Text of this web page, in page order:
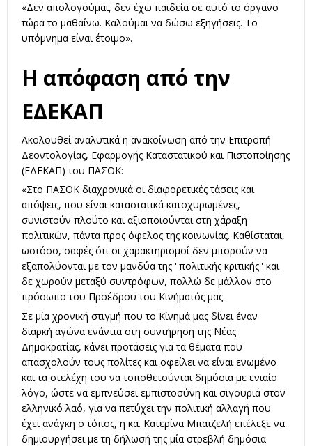
«Δεν απολογούμαι, δεν έχω παιδεία σε αυτό το όργανο
τώρα το μαθαίνω. Καλούμαι να δώσω εξηγήσεις. Το
υπόμνημα είναι έτοιμο».
Η απόφαση από την
ΕΔΕΚΑΠ
Ακολουθεί αναλυτικά η ανακοίνωση από την Επιτροπή
Δεοντολογίας, Εφαρμογής Καταστατικού και Πιστοποίησης
(ΕΔΕΚΑΠ) του ΠΑΣΟΚ:
«Στο ΠΑΣΟΚ διαχρονικά οι διαφορετικές τάσεις και
απόψεις, που είναι καταστατικά κατοχυρωμένες,
συνιστούν πλούτο και αξιοποιούνται στη χάραξη
πολιτικών, πάντα προς όφελος της κοινωνίας. Καθίσταται,
ωστόσο, σαφές ότι οι χαρακτηρισμοί δεν μπορούν να
εξαπολύονται με τον μανδύα της ''πολιτικής κριτικής'' και
δε χωρούν μεταξύ συντρόφων, πολλώ δε μάλλον στο
πρόσωπο του Προέδρου του Κινήματός μας.
Σε μία χρονική στιγμή που το Κίνημά μας δίνει έναν
διαρκή αγώνα ενάντια στη συντήρηση της Νέας
Δημοκρατίας, κάνει προτάσεις για τα θέματα που
απασχολούν τους πολίτες και οφείλει να είναι ενωμένο
και τα στελέχη του να τοποθετούνται δημόσια με ενιαίο
λόγο, ώστε να εμπνεύσει εμπιστοσύνη και σιγουριά στον
ελληνικό λαό, για να πετύχει την πολιτική αλλαγή που
έχει ανάγκη ο τόπος, η κα. Κατερίνα Μπατζελή επέλεξε να
δημιουργήσει με τη δήλωσή της μία στρεβλή δημόσια